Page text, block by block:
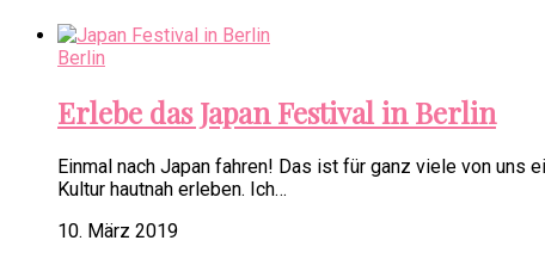
Berlin
Erlebe das Japan Festival in Berlin
Einmal nach Japan fahren! Das ist für ganz viele von uns
Kultur hautnah erleben. Ich…
10. März 2019